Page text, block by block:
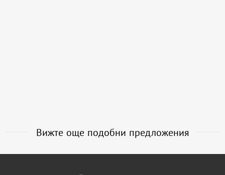
Вижте още подобни предложения